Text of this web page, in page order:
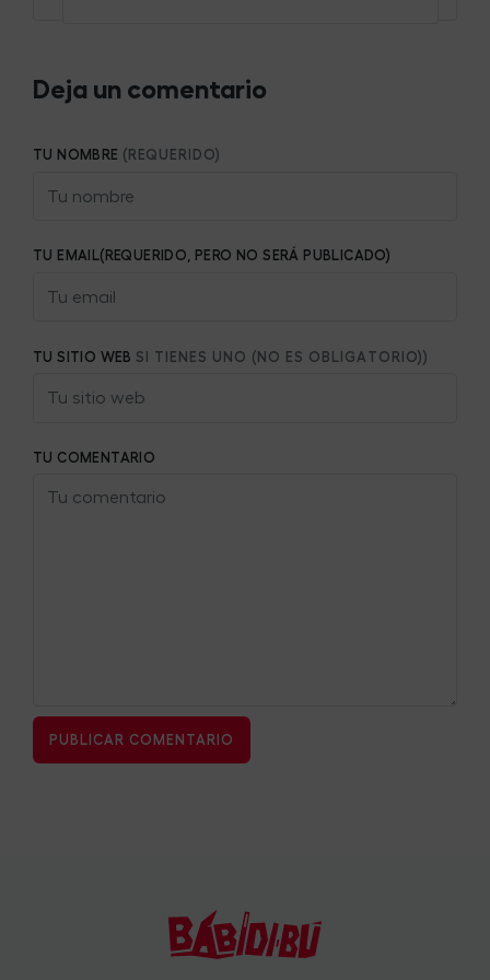
Deja un comentario
TU NOMBRE (REQUERIDO)
TU EMAIL(REQUERIDO, PERO NO SERÁ PUBLICADO)
TU SITIO WEB SI TIENES UNO (NO ES OBLIGATORIO))
TU COMENTARIO